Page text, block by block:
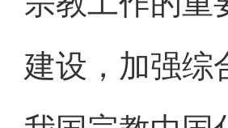
建设，加强综